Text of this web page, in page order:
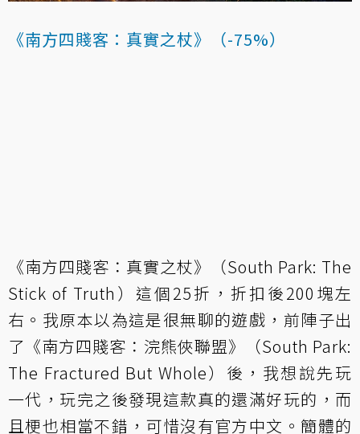
《南方四賤客：真實之杖》（-75%）
《南方四賤客：真實之杖》（South Park: The
Stick of Truth）這個25折，折扣後200塊左
右。我原本以為這是很無聊的遊戲，前陣子出
了《南方四賤客：浣熊俠聯盟》（South Park:
The Fractured But Whole）後，我想說先玩
一代，玩完之後發現這款真的還滿好玩的，而
且梗也相當不錯，可惜沒有官方中文。簡體的